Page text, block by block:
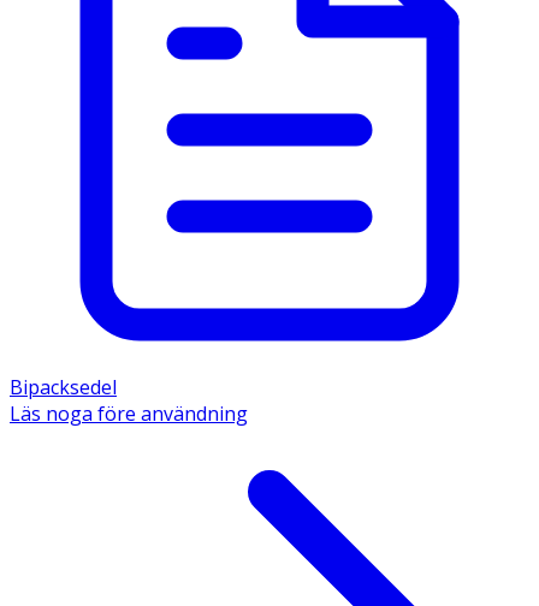
Bipacksedel
Läs noga före användning